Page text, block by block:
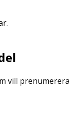
vill prenumerera